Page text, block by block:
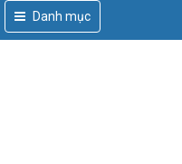
Danh mục